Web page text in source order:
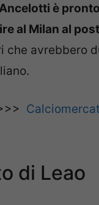
è
al Milan al
che avrebbero
di Leao